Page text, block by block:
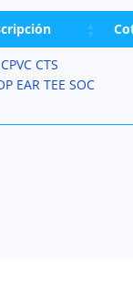
CTS
EAR TEE SOC